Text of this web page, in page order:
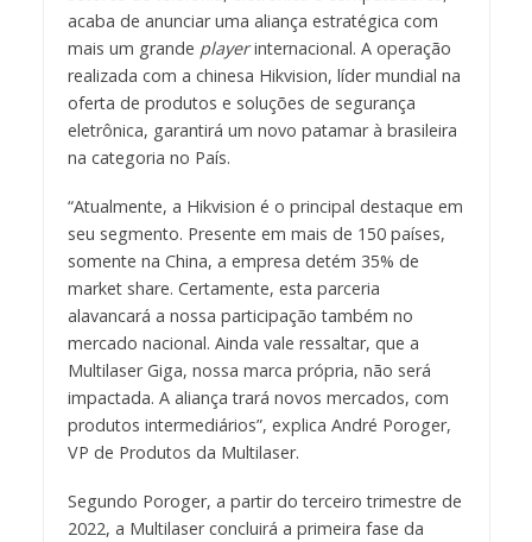
acaba de anunciar uma aliança estratégica com
mais um grande playerinternacional. A operação
realizada com a chinesa Hikvision, líder mundial na
oferta de produtos e soluções de segurança
eletrônica, garantirá um novo patamar à brasileira
na categoria no País.
“Atualmente, a Hikvision é o principal destaque em
seu segmento. Presente em mais de 150 países,
somente na China, a empresa detém 35% de
market share. Certamente, esta parceria
alavancará a nossa participação também no
mercado nacional. Ainda vale ressaltar, que a
Multilaser Giga, nossa marca própria, não será
impactada. A aliança trará novos mercados, com
produtos intermediários”, explica André Poroger,
VP de Produtos da Multilaser.
Segundo Poroger, a partir do terceiro trimestre de
2022, a Multilaser concluirá a primeira fase da